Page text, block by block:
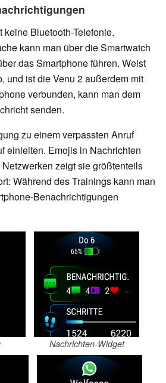
keine Bluetooth-Telefonie.
kann man über die Smartwatch
das Smartphone führen. Weist
und ist die Venu 2 außerdem mit
verbunden, kann man dem
senden.
zu einem verpassten Anruf
einleiten. Emojis in Nachrichten
zeigt sie größtenteils
Während des Trainings kann man
Benachrichtigungen
Nachrichten-Widget